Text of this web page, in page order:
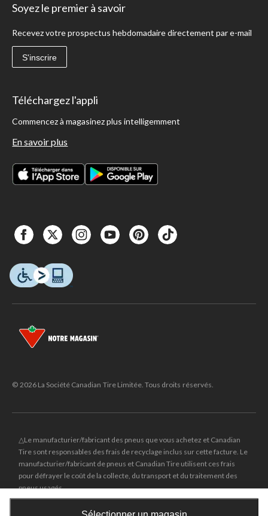
Soyez le premier à savoir
Recevez votre prospectus hebdomadaire directement par e-mail
S'inscrire
Téléchargez l'appli
Commencez à magasinez plus intelligemment
En savoir plus
© 2026 La Société Canadian Tire Limitée. Tous droits réservés.
△Le manufacturier/fabricant des pneus que vous achetez et Canadian
Tire sont responsables des frais de recyclage inclus sur cette facture. Le
manufacturier/fabricant de pneus et Canadian Tire utilisent ces frais
pour défrayer le coût de la collecte, du transport et du traitement des
pneus usagés.
MD